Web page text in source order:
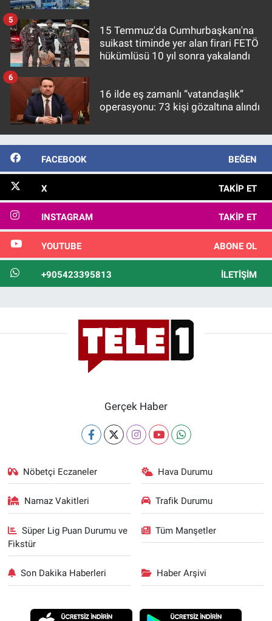
15 Temmuz'da Cumhurbaşkanı'na
suikast timinde yer alan firari FETÖ
hükümlüsü 10 yıl sonra yakalandı
5
16 ilde eş zamanlı “vatandaşlık”
operasyonu: 73 kişi gözaltına alındı
6
FACEBOOK BEĞEN
X TAKIP ET
INSTAGRAM TAKIP ET
YOUTUBE ABONE OL
+905423395813 İLETIŞIM
Gerçek Haber
Nöbetçi Eczaneler Hava Durumu
Namaz Vakitleri Trafik Durumu
Süper Lig Puan Durumu ve
Fikstür
Tüm Manşetler
Son Dakika Haberleri Haber Arşivi